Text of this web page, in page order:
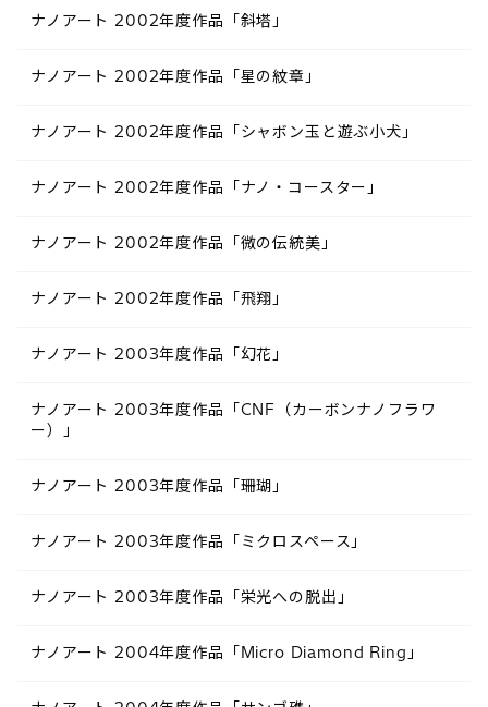
ナノアート 2002年度作品「斜塔」
ナノアート 2002年度作品「星の紋章」
ナノアート 2002年度作品「シャボン玉と遊ぶ小犬」
ナノアート 2002年度作品「ナノ・コースター」
ナノアート 2002年度作品「微の伝統美」
ナノアート 2002年度作品「飛翔」
ナノアート 2003年度作品「幻花」
ナノアート 2003年度作品「CNF（カーボンナノフラワ
ー）」
ナノアート 2003年度作品「珊瑚」
ナノアート 2003年度作品「ミクロスペース」
ナノアート 2003年度作品「栄光への脱出」
ナノアート 2004年度作品「Micro Diamond Ring」